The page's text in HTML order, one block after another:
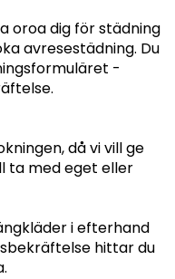
oroa dig för städning
avresestädning. Du
-
då vi vill ge
ta med eget eller
i efterhand
hittar du